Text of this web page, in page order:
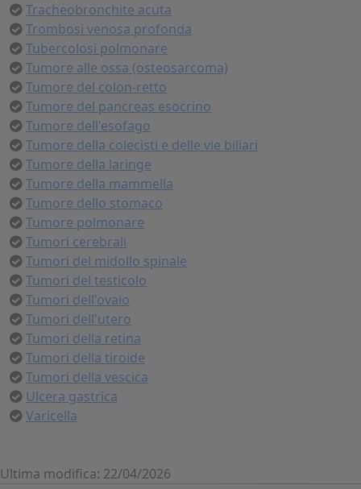
Tracheobronchite acuta
Trombosi venosa profonda
Tubercolosi polmonare
Tumore alle ossa (osteosarcoma)
Tumore del colon-retto
Tumore del pancreas esocrino
Tumore dell'esofago
Tumore della colecisti e delle vie biliari
Tumore della laringe
Tumore della mammella
Tumore dello stomaco
Tumore polmonare
Tumori cerebrali
Tumori del midollo spinale
Tumori del testicolo
Tumori dell'ovaio
Tumori dell'utero
Tumori della retina
Tumori della tiroide
Tumori della vescica
Ulcera gastrica
Varicella
Ultima modifica: 22/04/2026